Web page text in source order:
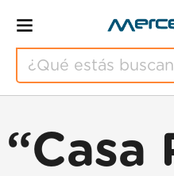
“Casa